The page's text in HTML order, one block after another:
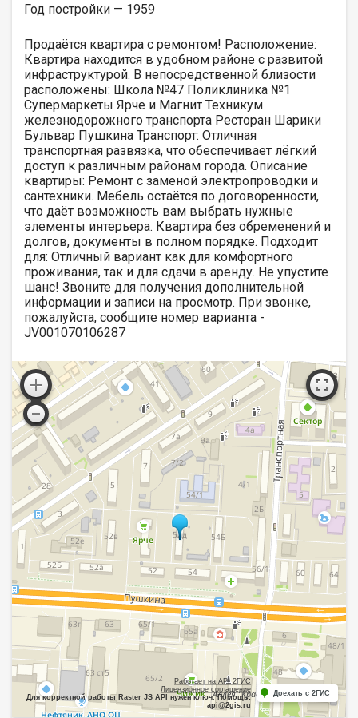
Год постройки — 1959
Продаётся квартира с ремонтом! Расположение:
Квартира находится в удобном районе с развитой
инфраструктурой. В непосредственной близости
расположены: Школа №47 Поликлиника №1
Супермаркеты Ярче и Магнит Техникум
железнодорожного транспорта Ресторан Шарики
Бульвар Пушкина Транспорт: Отличная
транспортная развязка, что обеспечивает лёгкий
доступ к различным районам города. Описание
квартиры: Ремонт с заменой электропроводки и
сантехники. Мебель остаётся по договоренности,
что даёт возможность вам выбрать нужные
элементы интерьера. Квартира без обременений и
долгов, документы в полном порядке. Подходит
для: Отличный вариант как для комфортного
проживания, так и для сдачи в аренду. Не упустите
шанс! Звоните для получения дополнительной
информации и записи на просмотр. При звонке,
пожалуйста, сообщите номер варианта -
JV001070106287
Работает на API 2ГИС
Лицензионное соглашение
Для корректной работы Raster JS API нужен ключ. Помощь:
api@2gis.ru
Доехать с 2ГИС